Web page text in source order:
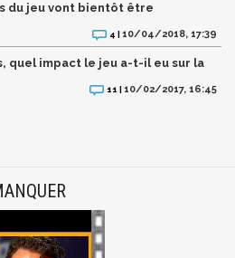
du jeu vont bientôt être
4 | 10/04/2018, 17:39
quel impact le jeu a-t-il eu sur la
11 | 10/02/2017, 16:45